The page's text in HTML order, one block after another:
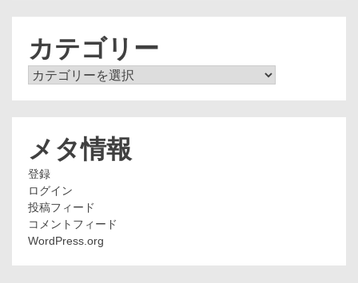
カテゴリー
カ
メタ情報
登録
ログイン
投稿フィード
コメントフィード
WordPress.org